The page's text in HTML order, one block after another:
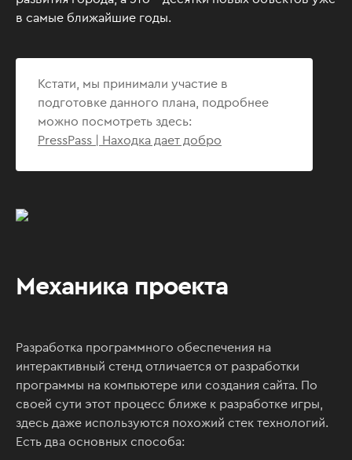
в самые ближайшие годы.
Кстати, мы принимали участие в
подготовке данного плана, подробнее
можно посмотреть здесь:
PressPass | Находка дает добро
Механика проекта
Разработка программного обеспечения на
интерактивный стенд отличается от разработки
программы на компьютере или создания сайта. По
своей сути этот процесс ближе к разработке игры,
здесь даже используются похожий стек технологий.
Есть два основных способа: